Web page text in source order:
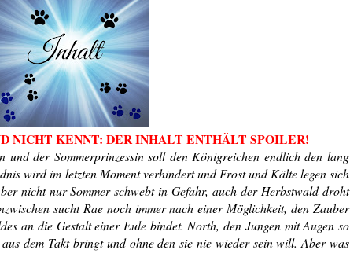
NICHT KENNT: DER INHALT ENTHÄLT SPOILER!
und der Sommerprinzessin soll den Königreichen endlich den lang
wird im letzten Moment verhindert und Frost und Kälte legen sich
nicht nur Sommer schwebt in Gefahr, auch der Herbstwald droht
sucht Rae noch immer nach einer Möglichkeit, den Zauber
an die Gestalt einer Eule bindet. North, den Jungen mit Augen so
dem Takt bringt und ohne den sie nie wieder sein will. Aber was